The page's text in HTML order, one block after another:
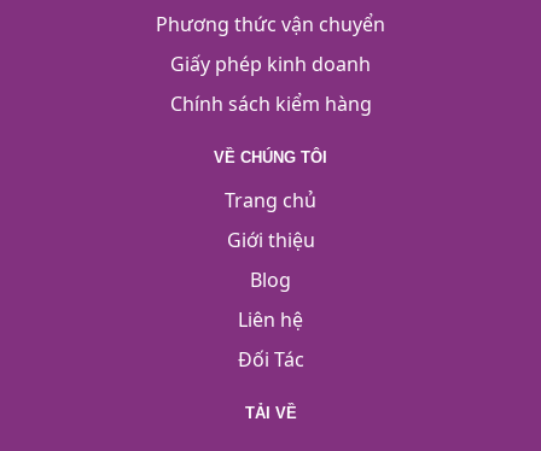
Phương thức vận chuyển
Giấy phép kinh doanh
Chính sách kiểm hàng
VỀ CHÚNG TÔI
Trang chủ
Giới thiệu
Blog
Liên hệ
Đối Tác
TẢI VỀ